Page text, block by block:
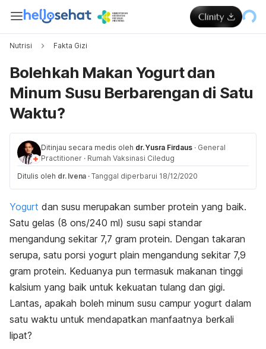
Nutrisi Fakta Gizi
Bolehkah Makan Yogurt dan
Minum Susu Berbarengan di Satu
Waktu?
Ditinjau secara medis oleh dr. Yusra Firdaus · General
Practitioner · Rumah Vaksinasi Ciledug
Ditulis oleh dr. Ivena · Tanggal diperbarui 18/12/2020
Yogurt dan susu merupakan sumber protein yang baik.
Satu gelas (8 ons/240 ml) susu sapi standar
mengandung sekitar 7,7 gram protein. Dengan takaran
serupa, satu porsi yogurt plain mengandung sekitar 7,9
gram protein. Keduanya pun termasuk makanan tinggi
kalsium yang baik untuk kekuatan tulang dan gigi.
Lantas, apakah boleh minum susu campur yogurt dalam
satu waktu untuk mendapatkan manfaatnya berkali
lipat?